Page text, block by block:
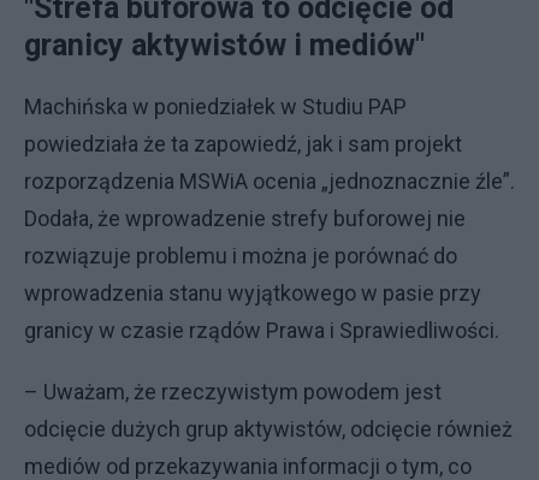
"Strefa buforowa to odcięcie od
granicy aktywistów i mediów"
Machińska w poniedziałek w Studiu PAP
powiedziała że ta zapowiedź, jak i sam projekt
rozporządzenia MSWiA ocenia „jednoznacznie źle”.
Dodała, że wprowadzenie strefy buforowej nie
rozwiązuje problemu i można je porównać do
wprowadzenia stanu wyjątkowego w pasie przy
granicy w czasie rządów Prawa i Sprawiedliwości.
– Uważam, że rzeczywistym powodem jest
odcięcie dużych grup aktywistów, odcięcie również
mediów od przekazywania informacji o tym, co